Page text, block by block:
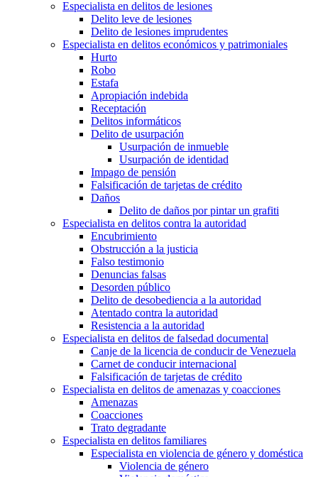
Especialista en delitos de lesiones
Delito leve de lesiones
Delito de lesiones imprudentes
Especialista en delitos económicos y patrimoniales
Hurto
Robo
Estafa
Apropiación indebida
Receptación
Delitos informáticos
Delito de usurpación
Usurpación de inmueble
Usurpación de identidad
Impago de pensión
Falsificación de tarjetas de crédito
Daños
Delito de daños por pintar un grafiti
Especialista en delitos contra la autoridad
Encubrimiento
Obstrucción a la justicia
Falso testimonio
Denuncias falsas
Desorden público
Delito de desobediencia a la autoridad
Atentado contra la autoridad
Resistencia a la autoridad
Especialista en delitos de falsedad documental
Canje de la licencia de conducir de Venezuela
Carnet de conducir internacional
Falsificación de tarjetas de crédito
Especialista en delitos de amenazas y coacciones
Amenazas
Coacciones
Trato degradante
Especialista en delitos familiares
Especialista en violencia de género y doméstica
Violencia de género